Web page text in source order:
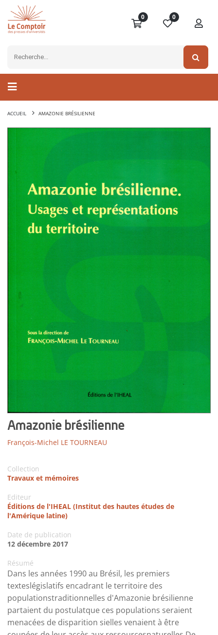
0 0
ACCUEIL AMAZONIE BRÉSILIENNE
Amazonie brésilienne
François-Michel LE TOURNEAU
Collection
Travaux et mémoires
Editeur
Éditions de l'IHEAL (Institut des hautes études de
l'Amérique latine)
Date de publication
12 décembre 2017
Résumé
Dans les années 1990 au Brésil, les premiers
texteslégislatifs encadrant le territoire des
populationstraditionnelles d'Amazonie brésilienne
partaient du postulatque ces populations seraient
menacées de disparition sielles venaient à être